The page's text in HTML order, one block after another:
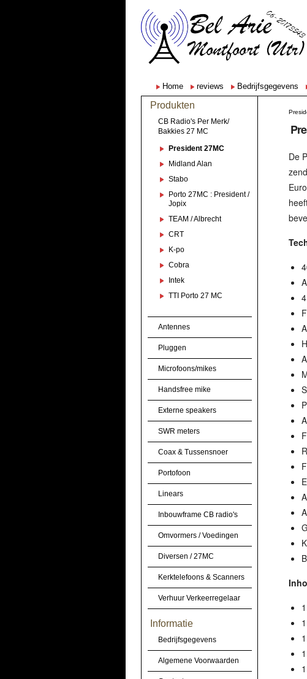
Home reviews Bedrijfsgegevens
Produkten
CB Radio's Per Merk/
Bakkies 27 MC
President 27MC
Midland Alan
Stabo
Porto 27MC : President /
Jopix
TEAM / Albrecht
CRT
K-po
Cobra
Intek
TTI Porto 27 MC
Antennes
Pluggen
Microfoons/mikes
Handsfree mike
Externe speakers
SWR meters
Coax & Tussensnoer
Portofoon
Linears
Inbouwframe CB radio's
Omvormers / Voedingen
Diversen / 27MC
Kerktelefoons & Scanners
Verhuur Verkeerregelaar
Informatie
Bedrijfsgegevens
Algemene Voorwaarden
De